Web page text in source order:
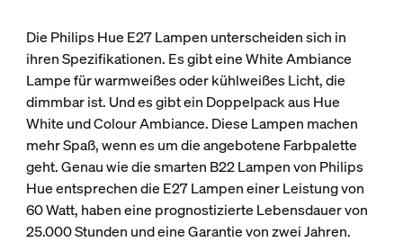
Die Philips Hue E27 Lampen unterscheiden sich in
ihren Spezifikationen. Es gibt eine White Ambiance
Lampe für warmweißes oder kühlweißes Licht, die
dimmbar ist. Und es gibt ein Doppelpack aus Hue
White und Colour Ambiance. Diese Lampen machen
mehr Spaß, wenn es um die angebotene Farbpalette
geht. Genau wie die smarten B22 Lampen von Philips
Hue entsprechen die E27 Lampen einer Leistung von
60 Watt, haben eine prognostizierte Lebensdauer von
25.000 Stunden und eine Garantie von zwei Jahren.